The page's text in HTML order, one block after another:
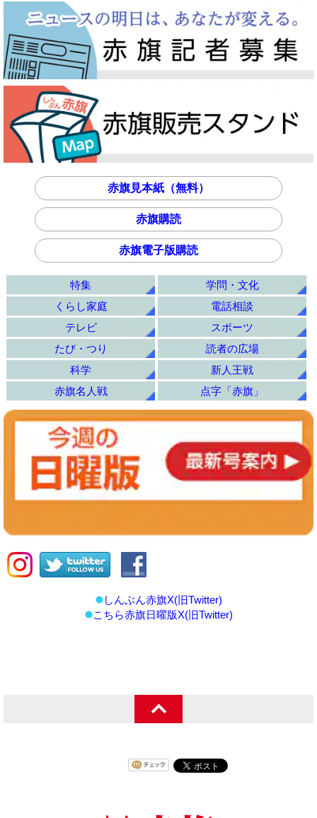
赤旗見本紙（無料）
赤旗購読
赤旗電子版購読
特集
学問・文化
くらし家庭
電話相談
テレビ
スポーツ
たび・つり
読者の広場
科学
新人王戦
赤旗名人戦
点字「赤旗」
しんぶん赤旗X(旧Twitter)
こちら赤旗日曜版X(旧Twitter)